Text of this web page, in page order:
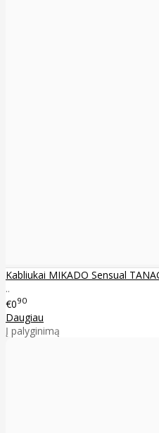
Kabliukai MIKADO Sensual
..
€090
Daugiau
Į palyginimą